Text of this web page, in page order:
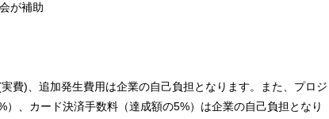
が補助
費)、追加発生費用は企業の自己負担となります。また、プロジ
、カード決済手数料（達成額の5%）は企業の自己負担となり